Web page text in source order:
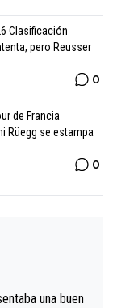
Clasificación
pero Reusser
0
de Francia
Rüegg se estampa
0
una buen